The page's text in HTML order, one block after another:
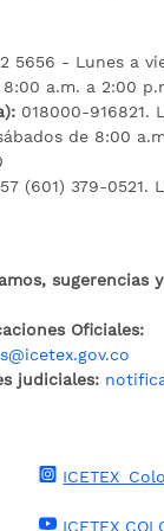
5656 - Lunes a
a.m. a 2:00
018000-916821.
de 8:00
(601) 379-0521.
sugerencias
Oficiales:
judiciales:
ICETEX